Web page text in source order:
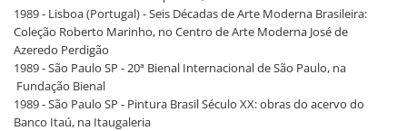
1989 - Lisboa (Portugal) - Seis Décadas de Arte Moderna Brasileira:
Coleção Roberto Marinho, no Centro de Arte Moderna José de
Azeredo Perdigão
1989 - São Paulo SP - 20ª Bienal Internacional de São Paulo, na
Fundação Bienal
1989 - São Paulo SP - Pintura Brasil Século XX: obras do acervo do
Banco Itaú, na Itaugaleria